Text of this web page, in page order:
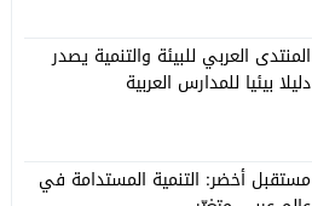
المنتدى العربي للبيئة والتنمية يصدر
دليلا بيئيا للمدارس العربية
مستقبل أخضر: التنمية المستدامة في